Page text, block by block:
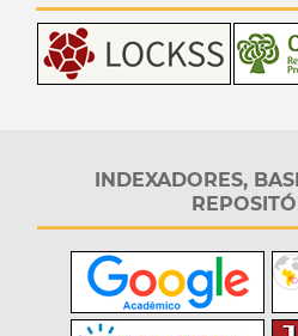
INDEXADORES,